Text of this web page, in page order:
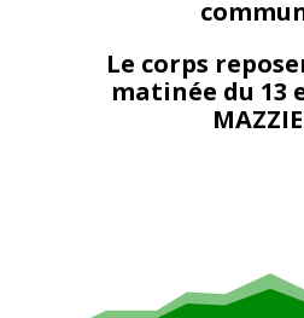
Le corps
matinée du 13